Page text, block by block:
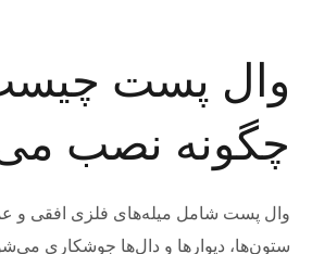
وال پست
چگونه نصب
وال پست شامل میله‌های فلزی افقی و
ستون‌ها، دیوارها و دال‌ها جوشکاری